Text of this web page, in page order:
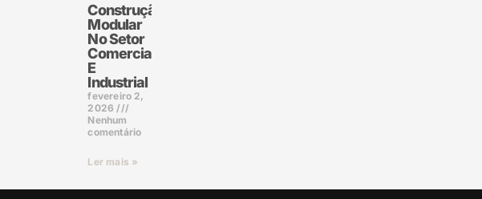
Construção
Modular
No Setor
Comercial
E
Industrial
fevereiro 2,
2026
Nenhum
comentário
Ler mais »